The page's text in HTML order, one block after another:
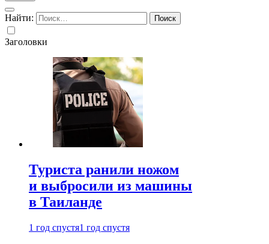
Найти:
Заголовки
Туриста ранили ножом
и выбросили из машины
в Таиланде
1 год спустя1 год спустя